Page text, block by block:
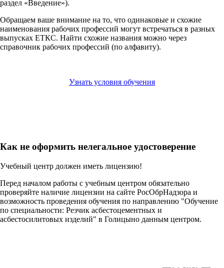
раздел «Введение»).
Обращаем ваше внимание на то, что одинаковые и схожие
наименования рабочих профессий могут встречаться в разных
выпусках ЕТКС. Найти схожие названия можно через
справочник рабочих профессий (по алфавиту).
Узнать условия обучения
Как не оформить нелегальное удостоверение
Учебный центр должен иметь лицензию!
Перед началом работы с учебным центром обязательно
проверяйте наличие лицензии на сайте РосОбрНадзора и
возможность проведения обучения по направлению "Обучение
по специальности: Резчик асбестоцементных и
асбестосилитовых изделий" в Голицыно данным центром.